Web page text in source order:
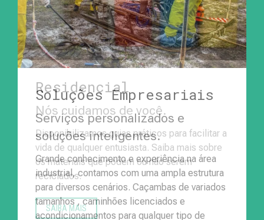
Soluções Empresariais
Serviços personalizados e
soluções inteligentes.
Grande conhecimento e experiência na área
industrial, contamos com uma ampla estrutura
para diversos cenários. Caçambas de variados
tamanhos , caminhões licenciados e
acondicionamentos para qualquer tipo de
Residencial
Nós cuidamos de você.
Disponibilizamos guias práticos para facilitar a
vida de qualquer entusiasta. Saiba mais sobre
os materiais que podem ou não serem
reciclados.
SAIBA MAIS